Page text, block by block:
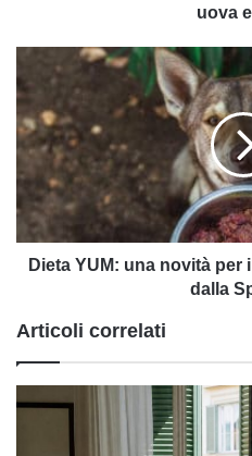
uova
YUM:
una
novità
per
quattro
zampe
che
arriva
Dieta YUM: una novità
dalla
Articoli correlati